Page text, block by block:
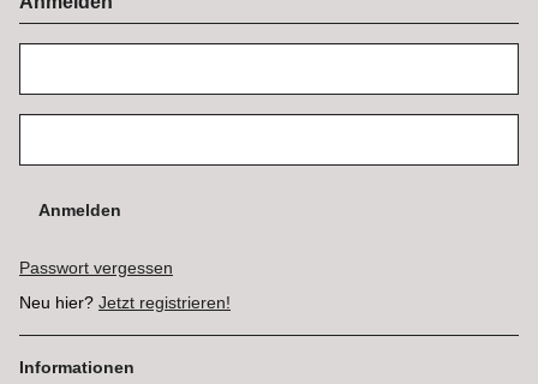
Anmelden
Passwort vergessen
Neu hier? Jetzt registrieren!
Informationen